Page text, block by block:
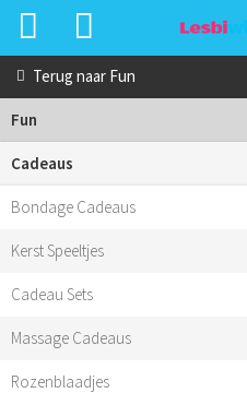
Terug naar Fun
Fun
Cadeaus
Bondage Cadeaus
Kerst Speeltjes
Cadeau Sets
Massage Cadeaus
Rozenblaadjes